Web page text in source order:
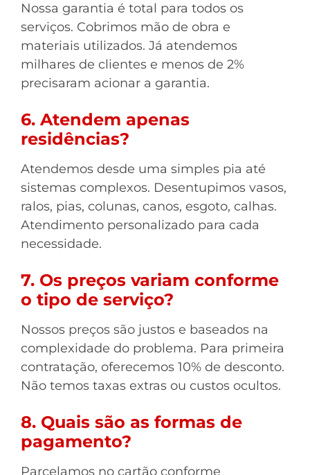
Nossa garantia é total para todos os
serviços. Cobrimos mão de obra e
materiais utilizados. Já atendemos
milhares de clientes e menos de 2%
precisaram acionar a garantia.
6. Atendem apenas
residências?
Atendemos desde uma simples pia até
sistemas complexos. Desentupimos vasos,
ralos, pias, colunas, canos, esgoto, calhas.
Atendimento personalizado para cada
necessidade.
7. Os preços variam conforme
o tipo de serviço?
Nossos preços são justos e baseados na
complexidade do problema. Para primeira
contratação, oferecemos 10% de desconto.
Não temos taxas extras ou custos ocultos.
8. Quais são as formas de
pagamento?
Parcelamos no cartão conforme